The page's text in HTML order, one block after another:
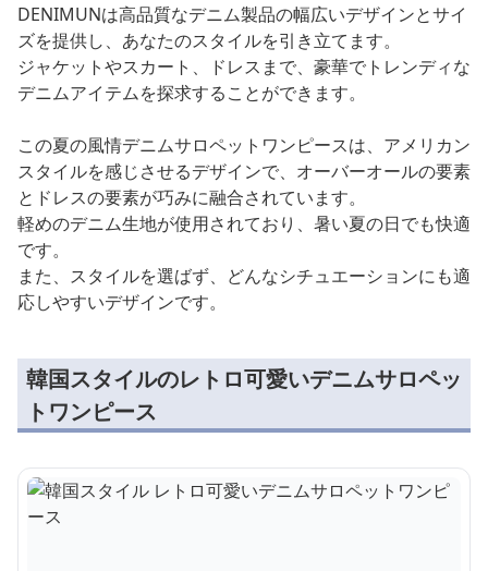
DENIMUNは高品質なデニム製品の幅広いデザインとサイ
ズを提供し、あなたのスタイルを引き立てます。
ジャケットやスカート、ドレスまで、豪華でトレンディな
デニムアイテムを探求することができます。
この夏の風情デニムサロペットワンピースは、アメリカン
スタイルを感じさせるデザインで、オーバーオールの要素
とドレスの要素が巧みに融合されています。
軽めのデニム生地が使用されており、暑い夏の日でも快適
です。
また、スタイルを選ばず、どんなシチュエーションにも適
応しやすいデザインです。
韓国スタイルのレトロ可愛いデニムサロペッ
トワンピース